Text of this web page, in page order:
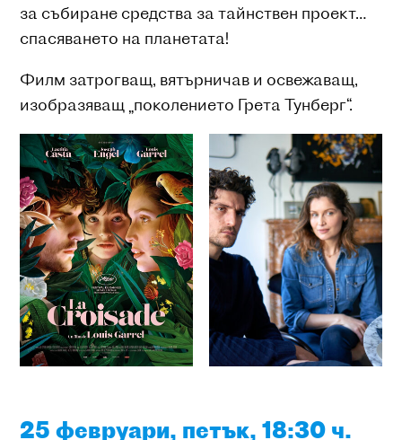
за събиране средства за тайнствен проект…
спасяването на планетата!
Филм затрогващ, вятърничав и освежаващ,
изобразяващ „поколението Грета Тунберг“.
25 февруари, петък, 18:30 ч.